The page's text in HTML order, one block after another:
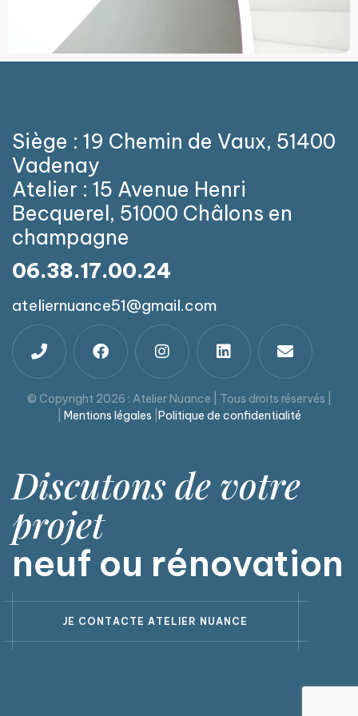
Siège : 19 Chemin de Vaux, 51400
Vadenay
Atelier : 15 Avenue Henri
Becquerel, 51000 Châlons en
champagne
06.38.17.00.24
ateliernuance51@gmail.com
© Copyright 2026 : Atelier Nuance | Tous droits réservés |
Mentions légales Politique de confidentialité
Discutons de votre
projet
neuf ou rénovation
J E C O N TAC T E AT E L E R N UA N C E